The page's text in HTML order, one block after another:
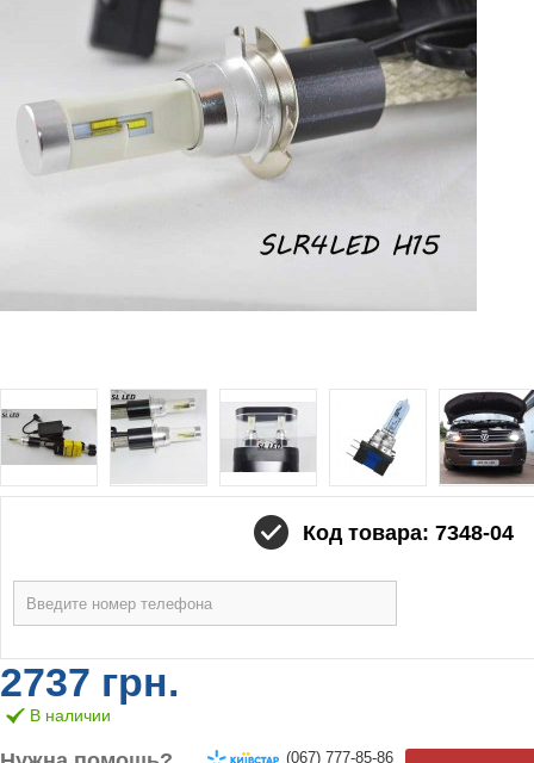
Код товара: 7348-04
2737 грн.
В наличии
(067) 777-85-86